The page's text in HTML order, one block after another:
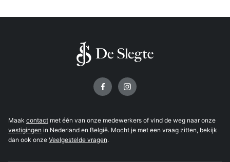
Maak contact met één van onze medewerkers of vind de weg naar onze
vestigingen in Nederland en België. Mocht je met een vraag zitten, bekijk
dan ook onze Veelgestelde vragen.